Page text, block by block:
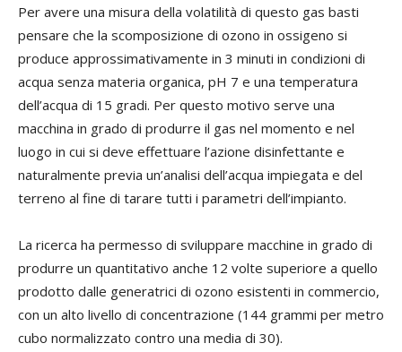
Per avere una misura della volatilità di questo gas basti
pensare che la scomposizione di ozono in ossigeno si
produce approssimativamente in 3 minuti in condizioni di
acqua senza materia organica, pH 7 e una temperatura
dell’acqua di 15 gradi. Per questo motivo serve una
macchina in grado di produrre il gas nel momento e nel
luogo in cui si deve effettuare l’azione disinfettante e
naturalmente previa un’analisi dell’acqua impiegata e del
terreno al fine di tarare tutti i parametri dell’impianto.
La ricerca ha permesso di sviluppare macchine in grado di
produrre un quantitativo anche 12 volte superiore a quello
prodotto dalle generatrici di ozono esistenti in commercio,
con un alto livello di concentrazione (144 grammi per metro
cubo normalizzato contro una media di 30).